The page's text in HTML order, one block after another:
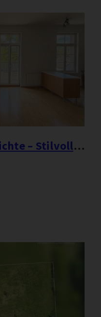
Wohnen mit Geschichte – Stilvolle 4-Zimmer-Wohnung in der Villa Lemberg